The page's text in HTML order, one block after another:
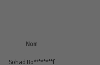
Nom
Sohad Bo********f